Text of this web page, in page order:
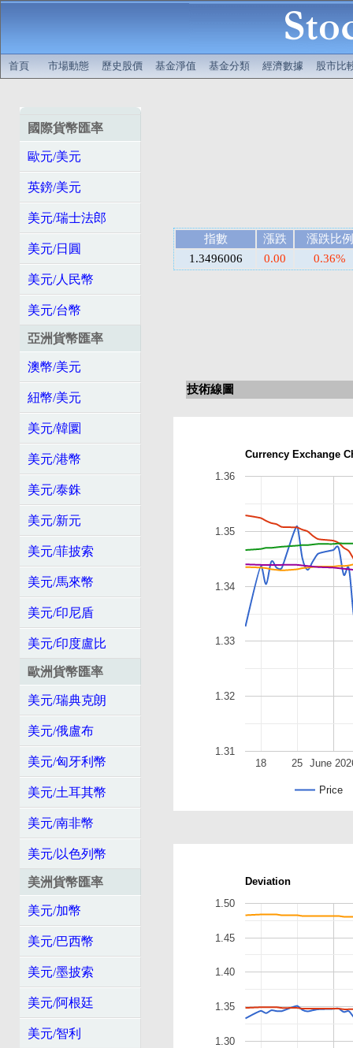
首頁 市場動態 歷史股價 基金淨值 基金分類 經濟數據 股市比
國際貨幣匯率
歐元/美元
英鎊/美元
美元/瑞士法郎
美元/日圓
美元/人民幣
美元/台幣
亞洲貨幣匯率
澳幣/美元
紐幣/美元
美元/韓圜
美元/港幣
美元/泰銖
美元/新元
美元/菲披索
美元/馬來幣
美元/印尼盾
美元/印度盧比
歐洲貨幣匯率
美元/瑞典克朗
美元/俄盧布
美元/匈牙利幣
美元/土耳其幣
美元/南非幣
美元/以色列幣
美洲貨幣匯率
美元/加幣
美元/巴西幣
美元/墨披索
美元/阿根廷
美元/智利
指數 漲跌
漲跌比例
1.3496006
0.00 0.36%
技術線圖
Currency Exchange
Price
June
18 25
1.31
1.32
1.33
1.34
1.35
1.36
Deviation
1.30
1.35
1.40
1.45
1.50